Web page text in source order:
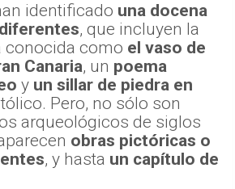
identificado una docena
, que incluyen la
conocida como el vaso de
Canaria, un poema
y un sillar de piedra en
Pero, no sólo son
arqueológicos de siglos
obras pictóricas o
, y hasta un capítulo de